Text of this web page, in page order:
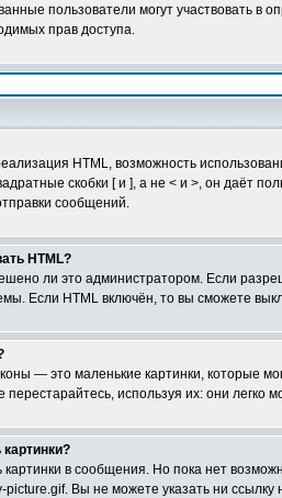
пользователи могут участвовать в
прав доступа.
HTML, возможность
скобки [ и ], а не < и >, он даёт
сообщений.
HTML?
ли это администратором. Если
Если HTML включён, то вы сможете
— это маленькие картинки, которые
перестарайтесь, используя их: они
картинки в сообщения. Но пока нет
Вы не можете указать ни